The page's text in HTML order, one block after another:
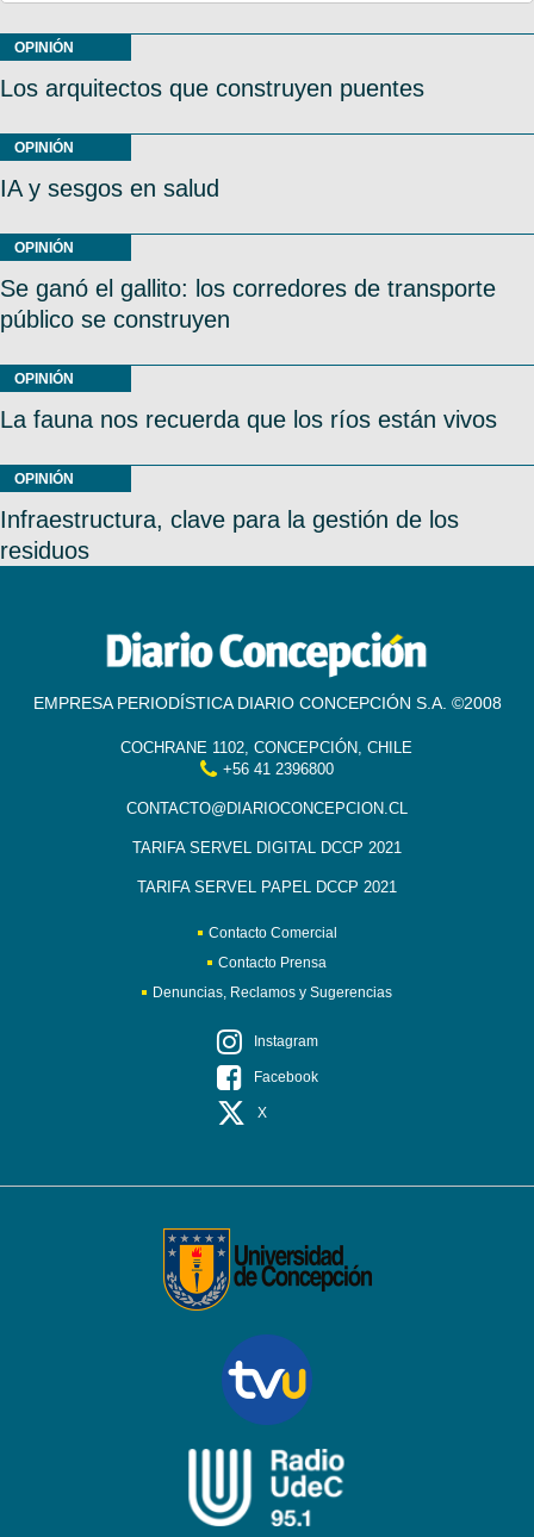
OPINIÓN
Los arquitectos que construyen puentes
OPINIÓN
IA y sesgos en salud
OPINIÓN
Se ganó el gallito: los corredores de transporte
público se construyen
OPINIÓN
La fauna nos recuerda que los ríos están vivos
OPINIÓN
Infraestructura, clave para la gestión de los
residuos
EMPRESA PERIODÍSTICA DIARIO CONCEPCIÓN S.A. ©2008
COCHRANE 1102, CONCEPCIÓN, CHILE
+56 41 2396800
CONTACTO@DIARIOCONCEPCION.CL
TARIFA SERVEL DIGITAL DCCP 2021
TARIFA SERVEL PAPEL DCCP 2021
Contacto Comercial
Contacto Prensa
Denuncias, Reclamos y Sugerencias
Instagram
Facebook
X